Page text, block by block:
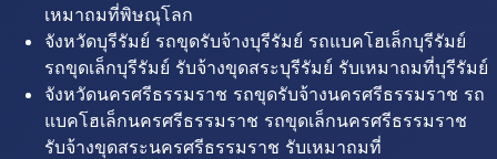
เหมาถมที่พิษณุโลก
จังหวัดบุรีรัมย์ รถขุดรับจ้างบุรีรัมย์ รถแบคโฮเล็กบุรีรัมย์
รถขุดเล็กบุรีรัมย์ รับจ้างขุดสระบุรีรัมย์ รับเหมาถมที่บุรีรัมย์
จังหวัดนครศรีธรรมราช รถขุดรับจ้างนครศรีธรรมราช รถ
แบคโฮเล็กนครศรีธรรมราช รถขุดเล็กนครศรีธรรมราช
รับจ้างขุดสระนครศรีธรรมราช รับเหมาถมที่